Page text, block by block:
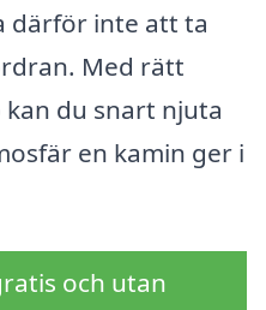
därför inte att ta
Med rätt
du snart njuta
en kamin ger i
och utan